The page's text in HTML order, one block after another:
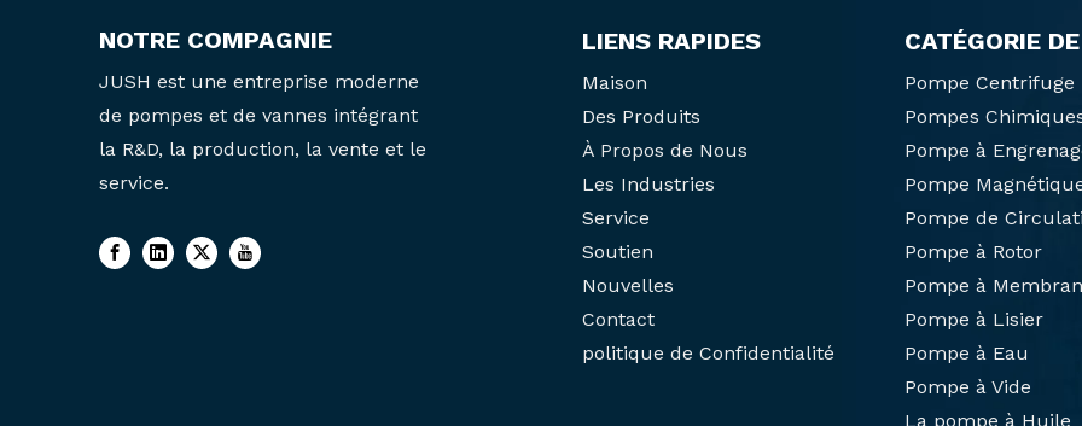
NOTRE COMPAGNIE
JUSH est une entreprise moderne
de pompes et de vannes intégrant
la R&D, la production, la vente et le
service.
LIENS RAPIDES
Maison
Des Produits
À Propos de Nous
Les Industries
Service
Soutien
Nouvelles
Contact
politique de Confidentialité
CATÉGORIE
Pompe Centrifuge
Pompes
Pompe à
Pompe
Pompe de
Pompe à Rotor
Pompe à
Pompe à Lisier
Pompe à Eau
Pompe à Vide
La pompe à Huile